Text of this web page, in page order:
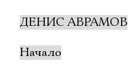
ДЕНИС АВРАМОВ
Начало